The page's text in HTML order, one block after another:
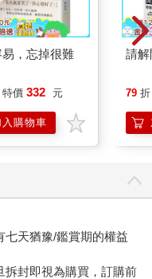
，忘掉很難
特價 332 元
入購物車
請解
79 折
天猶豫/鑑賞期的權益
封即視為購買，訂購前